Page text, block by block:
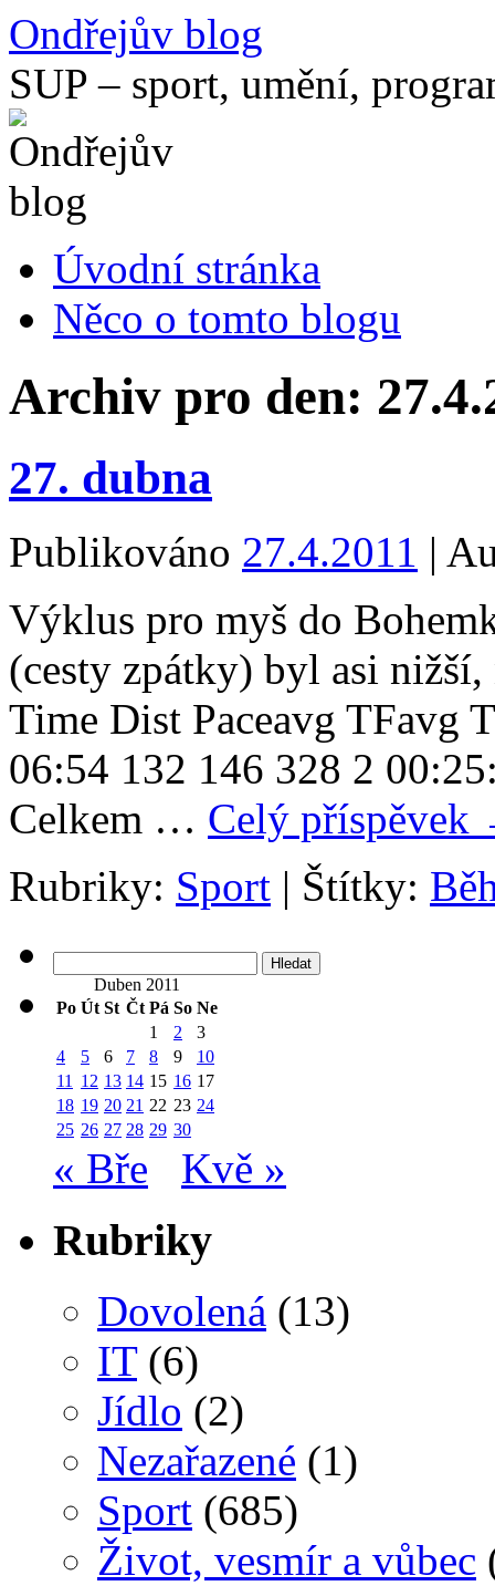
Přejít
k
obsahu
webu
Ondřejův blog
SUP – sport, umění,
Úvodní stránka
Něco o tomto blogu
Archiv pro den:
27. dubna
Publikováno 27.4.2011 |
Výklus pro myš do
(cesty zpátky) byl asi
Time Dist Paceavg TFavg
06:54 132 146 328 2
Celkem … Celý příspěvek
Rubriky: Sport | Štítky:
Duben 2011
Po Út St Čt Pá So Ne
1
2
3
4
5 6 7 8 9
10
11
12 13 14 15 16 17
18 19 20 21 22 23 24
25 26 27 28 29 30
« Bře Kvě »
Rubriky
Dovolená (13)
IT(6)
Jídlo (2)
Nezařazené (1)
Sport (685)
Život, vesmír a vůbec